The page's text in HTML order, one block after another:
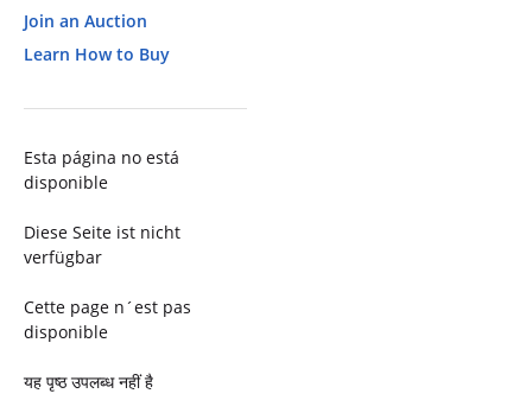
Join an Auction
Learn How to Buy
Esta página no está
disponible
Diese Seite ist nicht
verfügbar
Cette page n´est pas
disponible
यह पृष्ठ उपलब्ध नहीं है